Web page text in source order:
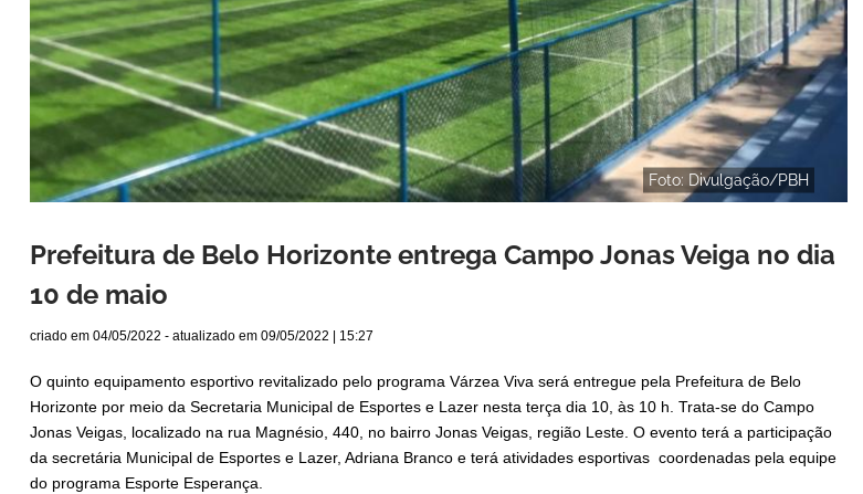
Foto: Divulgação/PBH
Prefeitura de Belo Horizonte entrega Campo Jonas Veiga no dia
10 de maio
criado em 04/05/2022 - atualizado em 09/05/2022 | 15:27
O quinto equipamento esportivo revitalizado pelo programa Várzea Viva será entregue pela Prefeitura de Belo
Horizonte por meio da Secretaria Municipal de Esportes e Lazer nesta terça dia 10, às 10 h. Trata-se do Campo
Jonas Veigas, localizado na rua Magnésio, 440, no bairro Jonas Veigas, região Leste. O evento terá a participação
da secretária Municipal de Esportes e Lazer, Adriana Branco e terá atividades esportivas coordenadas pela equipe
do programa Esporte Esperança.